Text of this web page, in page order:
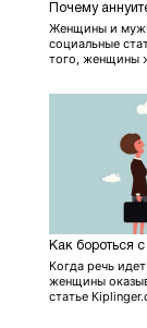
Почему
Женщины и
социальные
того, женщины
Как бороться
Когда речь
женщины
статье